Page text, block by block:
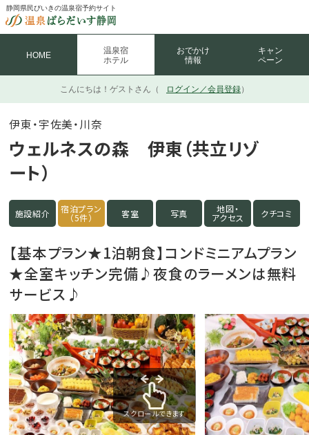
静岡県民びいきの温泉宿予約サイト
HOME
温泉宿
ホテル
おでかけ
情報
キャン
ペーン
こんにちは！ ゲストさん（ ログイン／会員登録）
伊東・宇佐美・川奈
ウェルネスの森 伊東（共立リゾ
ート）
施設紹介 宿泊プラン
（5件） 客室 写真 地図・
アクセス クチコミ
【基本プラン★1泊朝食】コンドミニアムプラン
★全室キッチン完備♪夜食のラーメンは無料
サービス♪
スクロールできます